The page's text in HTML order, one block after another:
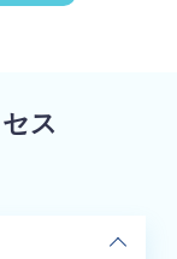
ス